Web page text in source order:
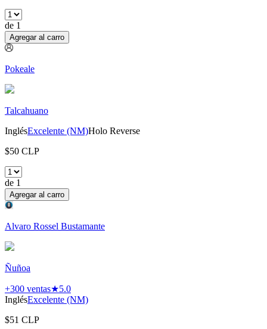
de 1
Agregar al carro
Pokeale
Talcahuano
InglésExcelente (NM)Holo Reverse
$50 CLP
de 1
Agregar al carro
Alvaro Rossel Bustamante
Ñuñoa
+300 ventas★5.0
InglésExcelente (NM)
$51 CLP